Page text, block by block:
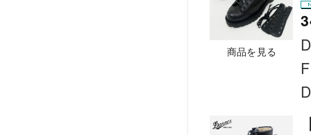
商品を見る